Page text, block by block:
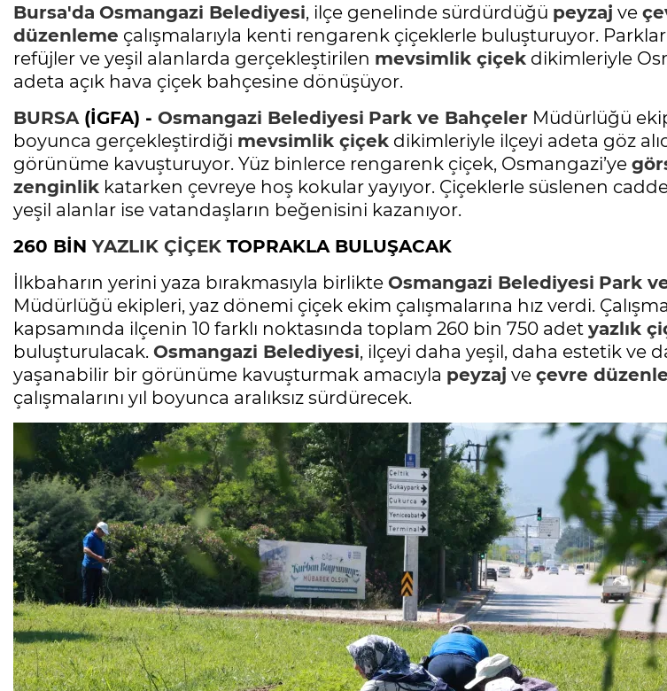
Bursa'da Osmangazi Belediyesi, ilçe genelinde sürdürdüğü peyzaj ve
düzenleme çalışmalarıyla kenti rengarenk çiçeklerle buluşturuyor.
refüjler ve yeşil alanlarda gerçekleştirilen mevsimlik çiçek dikimleriyle
adeta açık hava çiçek bahçesine dönüşüyor.
BURSA (İGFA) - Osmangazi Belediyesi Park ve Bahçeler Müdürlüğü
boyunca gerçekleştirdiği mevsimlik çiçek dikimleriyle ilçeyi adeta göz
görünüme kavuşturuyor. Yüz binlerce rengarenk çiçek, Osmangazi’ye
zenginlik katarken çevreye hoş kokular yayıyor. Çiçeklerle süslenen
yeşil alanlar ise vatandaşların beğenisini kazanıyor.
260 BİN YAZLIK ÇİÇEK TOPRAKLA BULUŞACAK
İlkbaharın yerini yaza bırakmasıyla birlikte Osmangazi Belediyesi Park
Müdürlüğü ekipleri, yaz dönemi çiçek ekim çalışmalarına hız verdi.
kapsamında ilçenin 10 farklı noktasında toplam 260 bin 750 adet yazlık
buluşturulacak. Osmangazi Belediyesi, ilçeyi daha yeşil, daha estetik ve
yaşanabilir bir görünüme kavuşturmak amacıyla peyzaj ve çevre
çalışmalarını yıl boyunca aralıksız sürdürecek.